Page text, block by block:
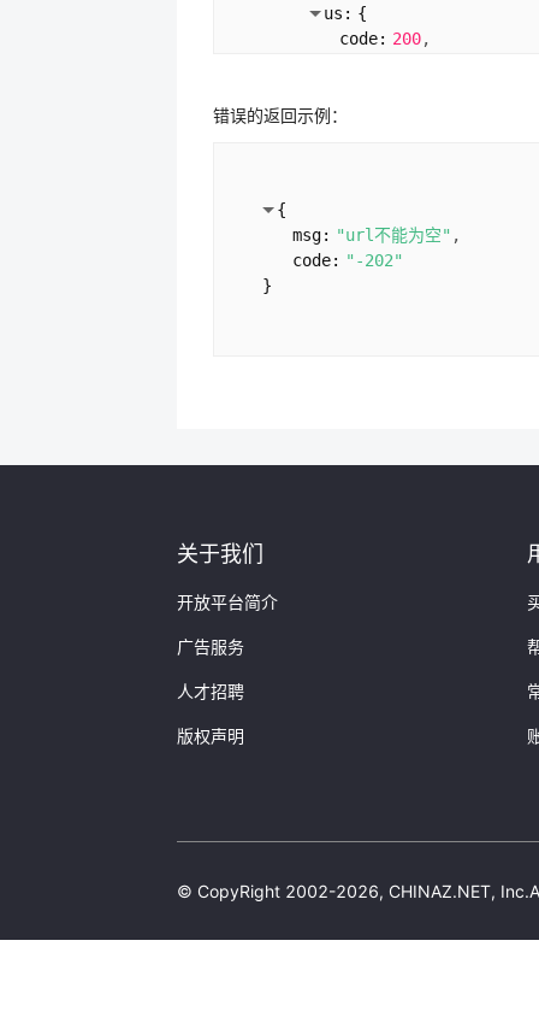
us: {
code: 200
}
}
us:
{
code: "1001"
错误的返回示例：
{
msg: "url不能为空"
code: "-202"
}
关于我们
开放平台简介
广告服务
人才招聘
版权声明
© CopyRight 2002-2026, CHINAZ.NET,